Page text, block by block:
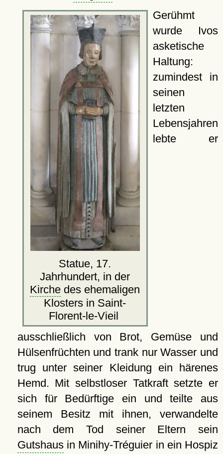
Statue, 17.
Jahrhundert, in der
Kirche des ehemaligen
Klosters in Saint-
Florent-le-Vieil
Gerühmt
wurde Ivos
asketische
Haltung:
zumindest in
seinen
letzten
Lebensjahren
lebte er
ausschließlich von Brot, Gemüse und
Hülsenfrüchten und trank nur Wasser und
trug unter seiner Kleidung ein härenes
Hemd. Mit selbstloser Tatkraft setzte er
sich für Bedürftige ein und teilte aus
seinem Besitz mit ihnen, verwandelte
nach dem Tod seiner Eltern sein
Gutshausin Minihy-Tréguier in ein Hospiz